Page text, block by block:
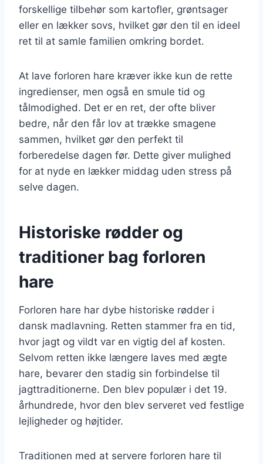
forskellige tilbehør som kartofler, grøntsager
eller en lækker sovs, hvilket gør den til en ideel
ret til at samle familien omkring bordet.
At lave forloren hare kræver ikke kun de rette
ingredienser, men også en smule tid og
tålmodighed. Det er en ret, der ofte bliver
bedre, når den får lov at trække smagene
sammen, hvilket gør den perfekt til
forberedelse dagen før. Dette giver mulighed
for at nyde en lækker middag uden stress på
selve dagen.
Historiske rødder og
traditioner bag forloren
hare
Forloren hare har dybe historiske rødder i
dansk madlavning. Retten stammer fra en tid,
hvor jagt og vildt var en vigtig del af kosten.
Selvom retten ikke længere laves med ægte
hare, bevarer den stadig sin forbindelse til
jagttraditionerne. Den blev populær i det 19.
århundrede, hvor den blev serveret ved festlige
lejligheder og højtider.
Traditionen med at servere forloren hare til